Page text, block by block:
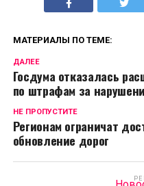
МАТЕРИАЛЫ ПО ТЕМЕ:
ДАЛЕЕ
Госдума отказалась
по штрафам за
НЕ ПРОПУСТИТЕ
Регионам ограничат
обновление дорог